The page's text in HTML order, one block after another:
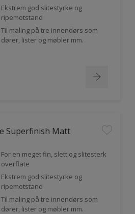
Ekstrem god slitestyrke og
ripemotstand
Til maling på tre innendørs som
dører, lister og møbler mm.
Superfinish Matt
For en meget fin, slett og slitesterk
overflate
Ekstrem god slitestyrke og
ripemotstand
Til maling på tre innendørs som
dører, lister og møbler mm.